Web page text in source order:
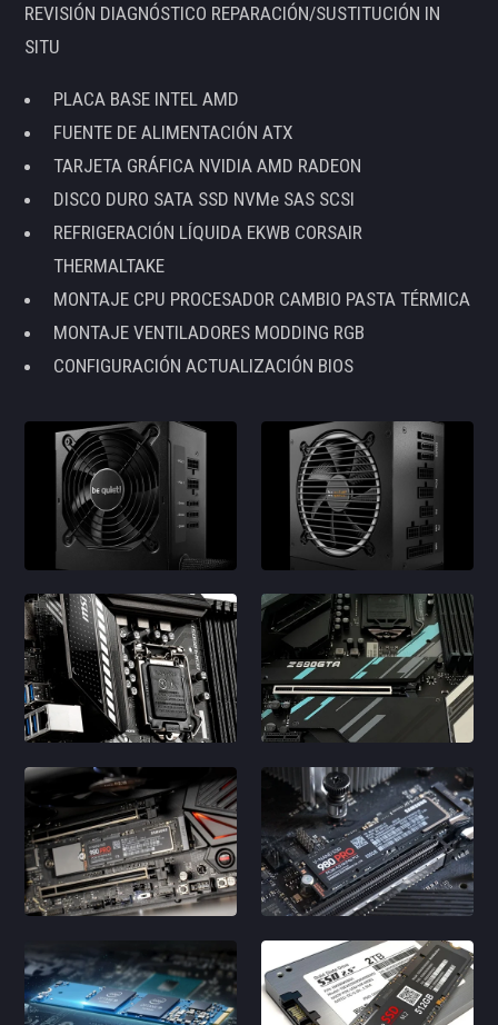
REVISIÓN DIAGNÓSTICO REPARACIÓN/SUSTITUCIÓN IN
SITU
PLACA BASE INTEL AMD
FUENTE DE ALIMENTACIÓN ATX
TARJETA GRÁFICA NVIDIA AMD RADEON
DISCO DURO SATA SSD NVMe SAS SCSI
REFRIGERACIÓN LÍQUIDA EKWB CORSAIR
THERMALTAKE
MONTAJE CPU PROCESADOR CAMBIO PASTA TÉRMICA
MONTAJE VENTILADORES MODDING RGB
CONFIGURACIÓN ACTUALIZACIÓN BIOS